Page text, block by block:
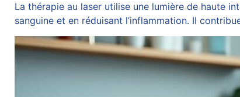
La thérapie au laser utilise une lumière de haute
sanguine et en réduisant l’inflammation. Il